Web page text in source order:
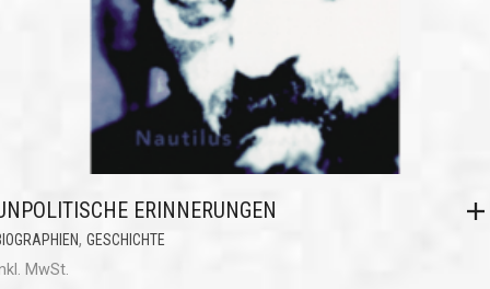
ERINNERUNGEN
, GESCHICHTE
MwSt.